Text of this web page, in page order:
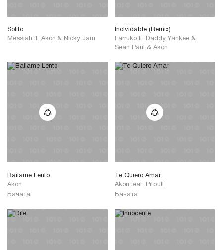
Solito
Messiah ft. Akon & Nicky Jam
Inolvidable (Remix)
Farruko ft. Daddy Yankee &
Sean Paul
& Akon
Bailame Lento
Akon
Бачата
Te Quiero Amar
Akon feat. Pitbull
Бачата